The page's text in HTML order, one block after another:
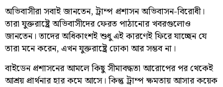
অভিবাসীরা সবাই জানতেন, ট্রাম্প প্রশাসন অভিবাসন-বিরোধী।
তারা যুক্তরাষ্ট্রে অভিবাসীদের ফেরত পাঠানোর খবরগুলোও
জানতেন। তাদের অধিকাংশই শুধু এই কারণেই ফিরে যাচ্ছেন যে
তারা মনে করেন, এখন যুক্তরাষ্ট্রে ঢোকা আর সম্ভব না।
বাইডেন প্রশাসনের আমলে কিছু সীমাবদ্ধতা আরোপের পর থেকেই
আশ্রয় প্রার্থনার হার কমে আসে। কিন্তু ট্রাম্প ক্ষমতায় আসার কয়েক